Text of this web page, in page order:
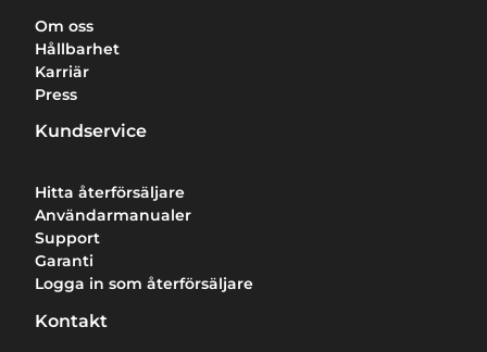
Om oss
Hållbarhet
Karriär
Press
Kundservice
Hitta återförsäljare
Användarmanualer
Support
Garanti
Logga in som återförsäljare
Kontakt